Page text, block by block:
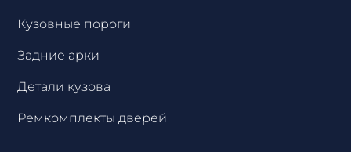
Кузовные пороги
Задние арки
Детали кузова
Ремкомплекты дверей